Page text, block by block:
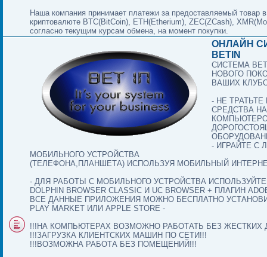
Наша компания принимает платежи за предоставляемый товар в
криптовалюте BTC(BitCoin), ETH(Etherium), ZEC(ZCash),
согласно текущим курсам обмена, на момент покупки.
ОНЛАЙН
BETIN
СИСТЕМА
НОВОГО
ВАШИХ
- НЕ
СРЕДСТВА
- ИГРАЙТЕ С
МОБИЛЬНОГО УСТРОЙСТВА
(ТЕЛЕФОНА,ПЛАНШЕТА) ИСПОЛЬЗУЯ МОБИЛЬНЫЙ
- ДЛЯ РАБОТЫ С МОБИЛЬНОГО УСТРОЙСТВА
DOLPHIN BROWSER CLASSIC И UC BROWSER + ПЛАГИН
ВСЕ ДАННЫЕ ПРИЛОЖЕНИЯ МОЖНО БЕСПЛАТНО
PLAY MARKET ИЛИ APPLE STORE -
!!!НА КОМПЬЮТЕРАХ ВОЗМОЖНО РАБОТАТЬ БЕЗ ЖЕСТКИХ
!!!ЗАГРУЗКА КЛИЕНТСКИХ МАШИН ПО СЕТИ!!!
!!!ВОЗМОЖНА РАБОТА БЕЗ ПОМЕЩЕНИЙ!!!